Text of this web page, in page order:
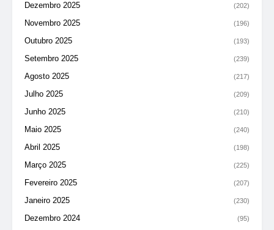
Dezembro 2025 (202)
Novembro 2025 (196)
Outubro 2025 (193)
Setembro 2025 (239)
Agosto 2025 (217)
Julho 2025 (209)
Junho 2025 (210)
Maio 2025 (240)
Abril 2025 (198)
Março 2025 (225)
Fevereiro 2025 (207)
Janeiro 2025 (230)
Dezembro 2024 (95)